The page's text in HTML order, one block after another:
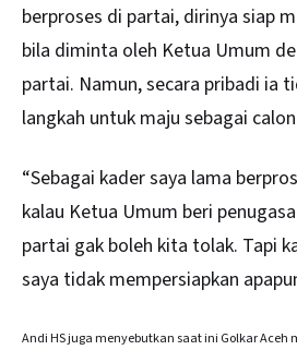
berproses di partai, dirinya siap
bila diminta oleh Ketua Umum
partai. Namun, secara pribadi ia
langkah untuk maju sebagai
“Sebagai kader saya lama
kalau Ketua Umum beri
partai gak boleh kita tolak. Tapi
saya tidak mempersiapkan
Andi HS juga menyebutkan saat ini Golkar